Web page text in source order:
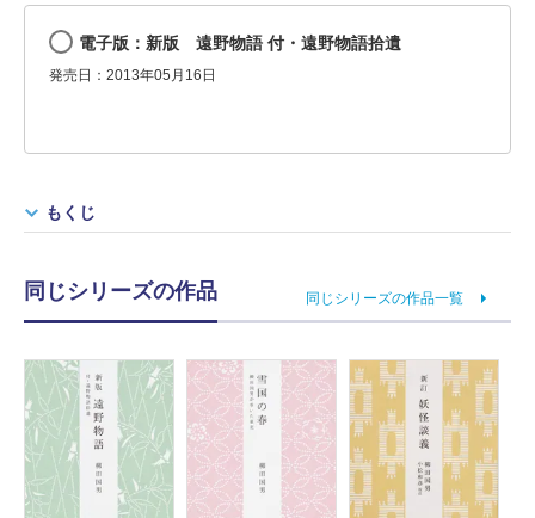
電子版：新版 遠野物語 付・遠野物語拾遺
発売日：2013年05月16日
もくじ
同じシリーズの作品 同じシリーズの作品一覧